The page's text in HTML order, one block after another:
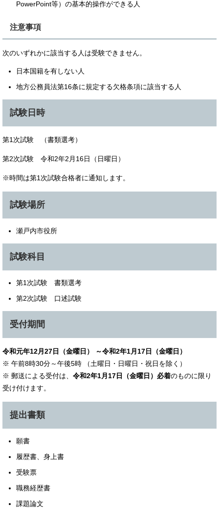
PowerPoint等）の基本的操作ができる人
注意事項
次のいずれかに該当する人は受験できません。
日本国籍を有しない人
地方公務員法第16条に規定する欠格条項に該当する人
試験日時
第1次試験 （書類選考）
第2次試験 令和2年2月16日（日曜日）
※時間は第1次試験合格者に通知します。
試験場所
瀬戸内市役所
試験科目
第1次試験 書類選考
第2次試験 口述試験
受付期間
令和元年12月27日（金曜日） ～令和2年1月17日（金曜日）
※ 午前8時30分～午後5時 （土曜日・日曜日・祝日を除く）
※ 郵送による受付は、 令和2年1月17日（金曜日）必着のものに限り
受け付けます。
提出書類
願書
履歴書、身上書
受験票
職務経歴書
課題論文